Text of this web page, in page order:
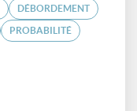
DÉBORDEMENT
PROBABILITÉ